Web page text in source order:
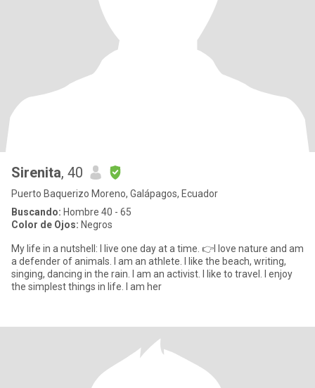
Sirenita, 40
Puerto Baquerizo Moreno, Galápagos, Ecuador
Buscando: Hombre 40 - 65
Color de Ojos: Negros
My life in a nutshell: I live one day at a time. 👉I love nature and am
a defender of animals. I am an athlete. I like the beach, writing,
singing, dancing in the rain. I am an activist. I like to travel. I enjoy
the simplest things in life. I am her